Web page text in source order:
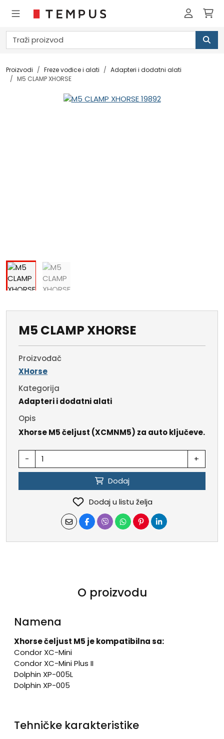
Proizvodi Freze vođice i alati
Adapteri i dodatni alati
M5 CLAMP XHORSE
M5 CLAMP XHORSE
Proizvođač
XHorse
Kategorija
Adapteri i dodatni alati
Opis
Xhorse M5 čeljust (XCMNM5) za auto ključeve.
- +
Dodaj
Dodaj u listu želja
O proizvodu
Namena
Xhorse čeljust M5 je kompatibilna sa:
Condor XC-Mini
Condor XC-Mini Plus II
Dolphin XP-005L
Dolphin XP-005
Tehničke karakteristike